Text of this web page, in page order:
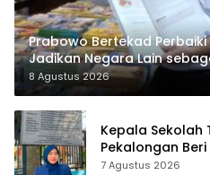
Prabowo Bertekad Perbaiki
Jadikan Negara Lain
8 Agustus 2026
Kepala Sekolah
Pekalongan
Proyek
7 Agustus 2026